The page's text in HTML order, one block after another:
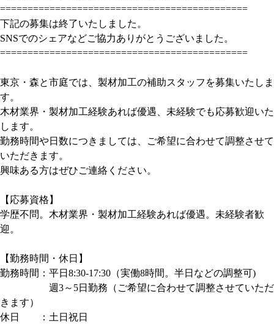
=============================================
下記の募集は終了いたしました。
SNSでのシェアなどご協力ありがとうございました。
=============================================
東京・森と市庭では、製材加工の補助スタッフを募集いたしま
す。
木材業界・製材加工経験あれば優遇、未経験でも応募歓迎いた
します。
勤務時間や日数につきましては、ご希望に合わせて調整させて
いただきます。
興味ある方はぜひご連絡ください。
【応募資格】
学歴不問。木材業界・製材加工経験あれば優遇。未経験者歓
迎。
【勤務時間・休日】
勤務時間：平日8:30-17:30（実働8時間。半日などの調整可)
週3～5日勤務（ご希望に合わせて調整させていただ
きます）
休日 ：土日祝日